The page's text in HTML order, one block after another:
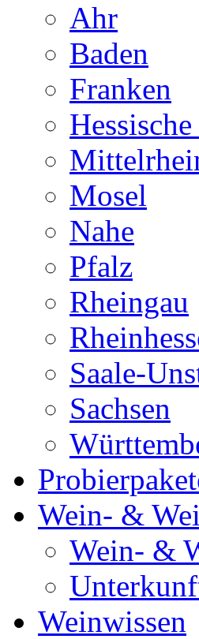
Ahr
Baden
Franken
Mosel
Nahe
Pfalz
Rheingau
Saale-
Sachsen
Wein- &
Wein- &
Weinwissen